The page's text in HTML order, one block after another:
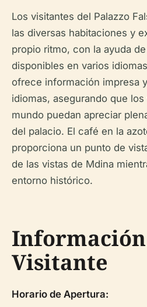
Los visitantes del Palazzo
las diversas habitaciones y
propio ritmo, con la ayuda
disponibles en varios
ofrece información impresa
idiomas, asegurando que
mundo puedan apreciar
del palacio. El café en la
proporciona un punto de
de las vistas de Mdina
entorno histórico.
Visitante
Horario de Apertura: